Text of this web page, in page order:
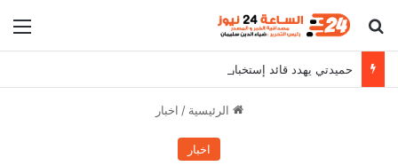
بحث عن
حميدتي يهدد قائد إستخبارات المليشيا
الرئيسية / اخبار
اخبار